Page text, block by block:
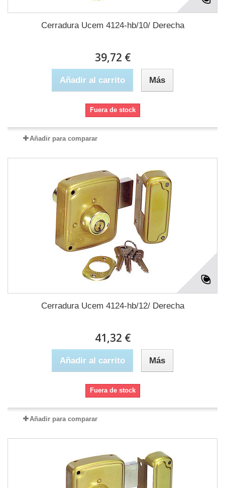
Cerradura Ucem 4124-hb/10/ Derecha
39,72 €
Añadir al carrito Más
Fuera de stock
Añadir para comparar
Cerradura Ucem 4124-hb/12/ Derecha
41,32 €
Añadir al carrito Más
Fuera de stock
Añadir para comparar